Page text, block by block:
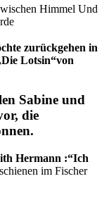
Himmel Und
zurückgehen in
Lotsin“von
Sabine und
die
Hermann :“Ich
im Fischer